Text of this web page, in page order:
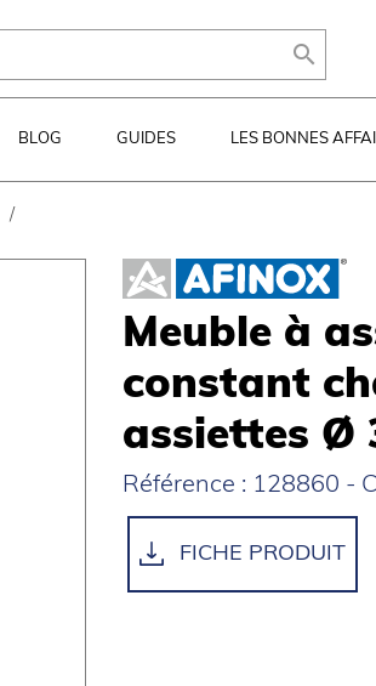

BLOG GUIDES LES BONNES
/
Meuble à
constant
assiettes Ø
Référence : 128860 -
FICHE PRODUIT